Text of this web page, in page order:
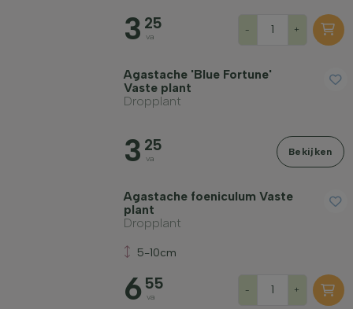
3 25
va
- +
Agastache 'Blue Fortune'
Vaste plant
Dropplant
3 25
va
Bekijken
Agastache foeniculum Vaste
plant
Dropplant
5-10cm
6 55
va
- +